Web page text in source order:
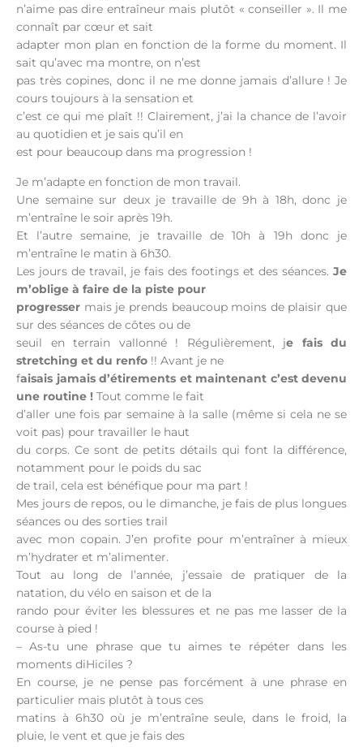
n’aime pas dire entraîneur mais plutôt « conseiller ». Il me
connaît par cœur et sait
adapter mon plan en fonction de la forme du moment. Il
sait qu’avec ma montre, on n’est
pas très copines, donc il ne me donne jamais d’allure ! Je
cours toujours à la sensation et
c’est ce qui me plaît !! Clairement, j’ai la chance de l’avoir
au quotidien et je sais qu’il en
est pour beaucoup dans ma progression !
Je m’adapte en fonction de mon travail.
Une semaine sur deux je travaille de 9h à 18h, donc je
m’entraîne le soir après 19h.
Et l’autre semaine, je travaille de 10h à 19h donc je
m’entraîne le matin à 6h30.
Les jours de travail, je fais des footings et des séances. Je
m’oblige à faire de la piste pour
progresser mais je prends beaucoup moins de plaisir que
sur des séances de côtes ou de
seuil en terrain vallonné ! Régulièrement, je fais du
stretching et du renfo !! Avant je ne
faisais jamais d’étirements et maintenant c’est devenu
une routine ! Tout comme le fait
d’aller une fois par semaine à la salle (même si cela ne se
voit pas) pour travailler le haut
du corps. Ce sont de petits détails qui font la différence,
notamment pour le poids du sac
de trail, cela est bénéfique pour ma part !
Mes jours de repos, ou le dimanche, je fais de plus longues
séances ou des sorties trail
avec mon copain. J’en profite pour m’entraîner à mieux
m’hydrater et m’alimenter.
Tout au long de l’année, j’essaie de pratiquer de la
natation, du vélo en saison et de la
rando pour éviter les blessures et ne pas me lasser de la
course à pied !
– As-tu une phrase que tu aimes te répéter dans les
moments diHiciles ?
En course, je ne pense pas forcément à une phrase en
particulier mais plutôt à tous ces
matins à 6h30 où je m’entraîne seule, dans le froid, la
pluie, le vent et que je fais des